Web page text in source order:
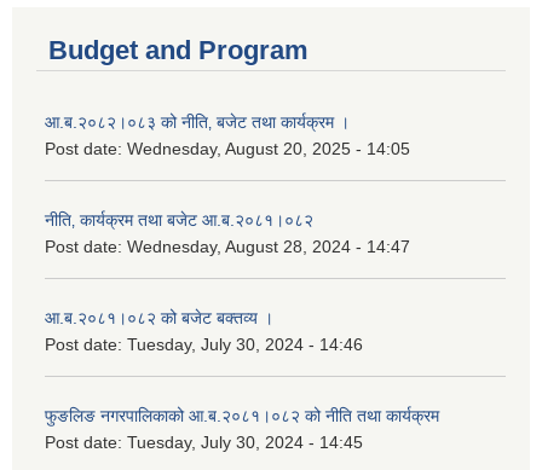
Budget and Program
आ.ब.२०८२।०८३ को नीति‚ बजेट तथा कार्यक्रम ।
Post date: Wednesday, August 20, 2025 - 14:05
नीति‚ कार्यक्रम तथा बजेट आ.ब.२०८१।०८२
Post date: Wednesday, August 28, 2024 - 14:47
आ.ब.२०८१।०८२ को बजेट बक्तव्य ।
Post date: Tuesday, July 30, 2024 - 14:46
फुङलिङ नगरपालिकाको आ.ब.२०८१।०८२ को नीति तथा कार्यक्रम
Post date: Tuesday, July 30, 2024 - 14:45